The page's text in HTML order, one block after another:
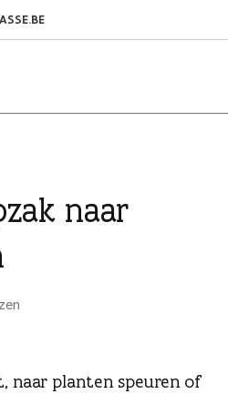
naar
naar planten speuren of